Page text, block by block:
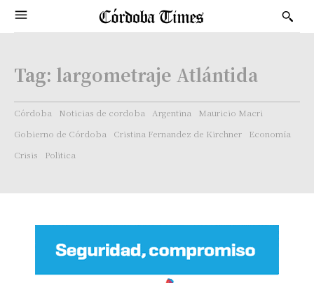
Tag: largometraje Atlántida
Córdoba Noticias de cordoba Argentina
Mauricio Macri
Gobierno de Córdoba
Cristina Fernandez de Kirchner
Economía
Crisis
Politica